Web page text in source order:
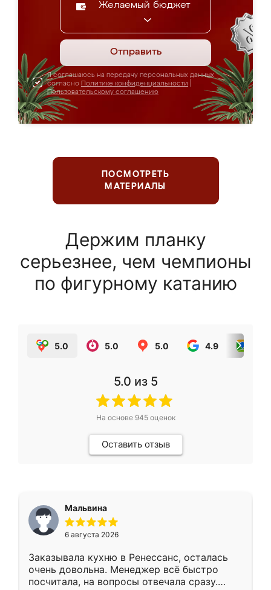
Желаемый бюджет
Отправить
Я соглашаюсь на передачу персональных данных
согласно Политике конфиденциальности
Пользовательскому соглашению
ПОСМОТРЕТЬ
МАТЕРИАЛЫ
Держим планку
серьезнее, чем чемпионы
по фигурному катанию
5.0 5.0 5.0 4.9
5.0 из 5
На основе 945оценок
Оставить отзыв
Мальвина
6 августа 2026
Заказывала кухню в Ренессанс, осталась
очень довольна. Менеджер всё быстро
посчитала, на вопросы отвечала сразу.